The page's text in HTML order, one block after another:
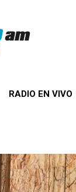
RADIO EN VIVO